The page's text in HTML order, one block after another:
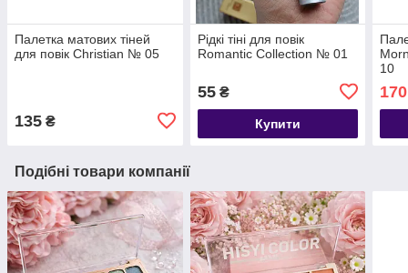
Палетка матових тіней
для повік Christian № 05
135 ₴
Рідкі тіні для повік
Romantic Collection № 01
55₴
Купити
10
170
Подібні товари компанії